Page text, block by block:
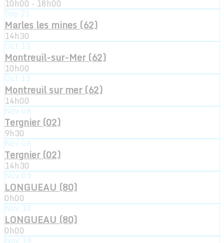
10h00 - 18h00
Sep21
Marles les mines (62)
14h30
Oct13
Montreuil-sur-Mer (62)
10h00
Oct13
Montreuil sur mer (62)
14h00
Nov06
Tergnier (02)
9h30
Nov06
Tergnier (02)
14h30
Nov09
LONGUEAU (80)
0h00
Nov10
LONGUEAU (80)
0h00
Nov19